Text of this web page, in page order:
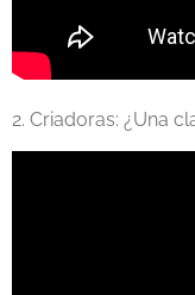
2. Criadoras: ¿Una